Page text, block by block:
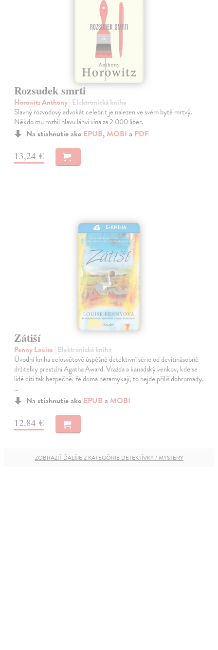
Rozsudek smrti
Horowitz Anthony| Elektronická kniha
Slavný rozvodový advokát celebrit je nalezen ve svém bytě mrtvý.
Někdo mu rozbil hlavu láhví vína za 2 000 liber.
Na stiahnutie ako EPUB, MOBI a PDF
13,24 €
E-KNIHA
Zátiší
Penny Louise | Elektronická kniha
Úvodní kniha celosvětově úspěšné detektivní série od devítinásobné
držitelky prestižní Agatha Award. Vražda a kanadský venkov, kde se
lidé cítí tak bezpečně, že doma nezamykají, to nejde příliš dohromady.
…
Na stiahnutie ako EPUB a MOBI
12,84 €
ZOBRAZIŤ ĎALŠIE Z KATEGÓRIE DETEKTÍVKY / MYSTERY